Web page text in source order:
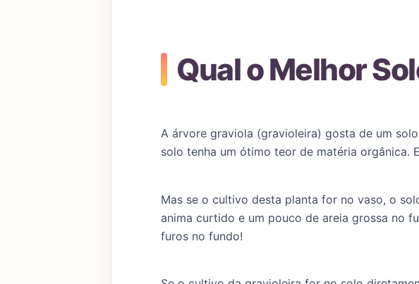
Qual o Melhor
A árvore graviola (gravioleira) gosta de um
solo tenha um ótimo teor de matéria orgânica.
Mas se o cultivo desta planta for no vaso, o
anima curtido e um pouco de areia grossa no
furos no fundo!